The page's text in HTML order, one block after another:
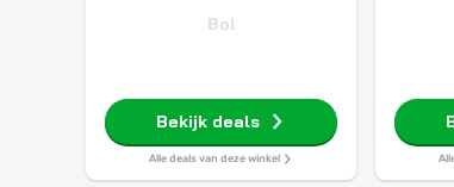
Bol
Bekijk deals
Alle deals van deze winkel